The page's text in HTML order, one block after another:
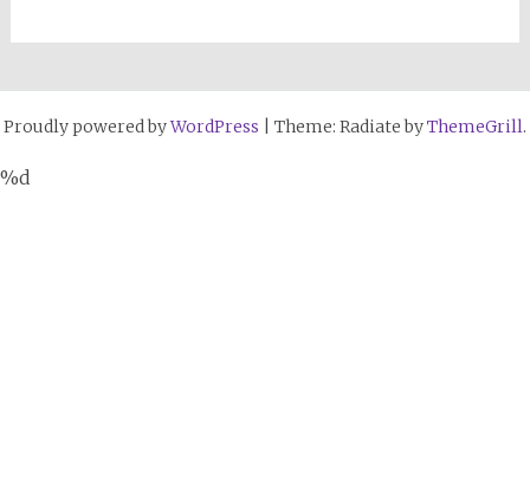
Proudly powered byWordPress Theme: Radiate byThemeGrill.
%d